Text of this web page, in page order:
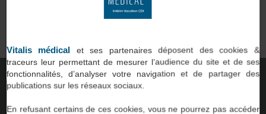
professionnels du paramédical et du social, comme vous, avec
des établissements de santé ou d’accompagnement.
TROUVER UNE AGENCE
Vitalis médical et ses partenaires déposent des cookies &
traceurs leur permettant de mesurer l’audience du site et de ses
fonctionnalités, d’analyser votre navigation et de partager des
publications sur les réseaux sociaux.
En refusant certains de ces cookies, vous ne pourrez pas accéder